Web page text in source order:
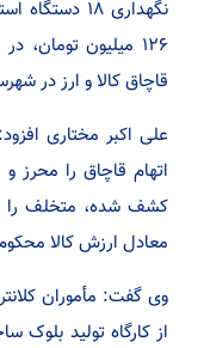
نگهداری ۱۸
۱۲۶ میلیون
قاچاق کالا و ارز در
علی اکبر مختاری
اتهام قاچاق را محرز
معادل ارزش کالا
از کارگاه تولید بلوک